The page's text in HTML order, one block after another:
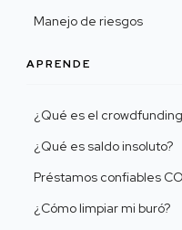
Manejo de riesgos
APRENDE
¿Qué es el
¿Qué es saldo insoluto?
Préstamos confiables
¿Cómo limpiar mi buró?